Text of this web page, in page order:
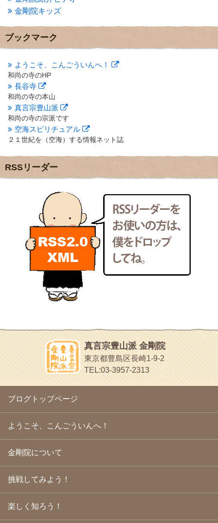
2013年1月(6)
2012年12月(7)
2012年10月(5)
2012年9月
(8)
2012年7月
(10)
2012年6月(14)
2012年5月
2012年4月(16)
2012年3月 (17)
2012年2月(20)
2012年1月(25)
2011年12月(22)
2011年11月(28)
2011年10月(31)
2011年9月(24)
2011年8月(21)
2011年6月(13)
2011年5月
2011年4月
(17)
2011年3月(15)
2011年2月(22)
2011年1月(22)
2010年12月(21)
2010年11月
(14)
2010年9月(16)
(13)
2010年5月(22)
2010年4月(25)
2010年3月(22)
2010年2月
(23)
2010年1月(23)
2009年12月(18)
2009年10月(20)
2009年9月(20)
2009年8月 (18)
2009年7月
(21)
2009年6月(22)
2009年5月(20)
2009年2月(19)
2009年1月(25)
2008年12月 (22)
金剛院キッズ
ブックマーク
ようこそ、こんごういんへ！
和尚の寺のHP
長谷寺
和尚の寺の本山
真言宗豊山派
和尚の寺の宗派です
空海スピリチュアル
２１世紀を（空海）する情報ネット誌
地域のライターさんです
小豆島 圓満寺
新聞屋の道具箱
新聞社で使われる用語の解説など
makotoさんの御符内巡礼記
東京の巡礼記です
POLYHEDON
いろいろなことが書いてあるよ
bunchan
あちこち行って！
目白鍼灸院
日本人の繊細な体質にあわせた、やさしく気持ちよい鍼灸治療で
ほうげん日記
放言じゃなくて和尚さんの名前だよ
面白いサイトみつけたよ。
ヘェ～という感じ
chocolab.Air♪DIALY
ラブラドールのワンちゃんがかわいいよ
RSSリーダー
真言宗豊山派 金剛院
東京都豊島区長崎1-9-2
TEL:03-3957-2313
ブログトップページ
ようこそ、こんごういんへ！
金剛院について
挑戦してみよう！
楽しく知ろう！